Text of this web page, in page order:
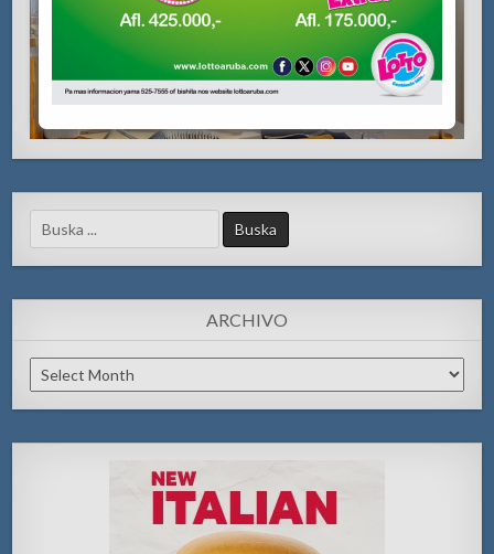
Search
for:
ARCHIVO
Archivo